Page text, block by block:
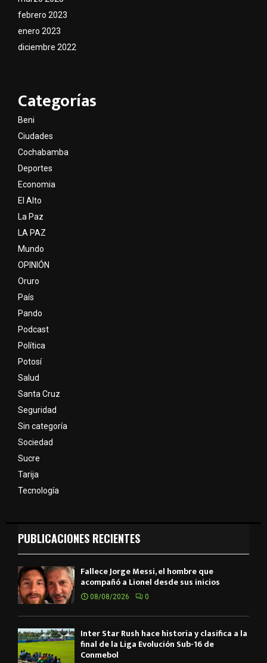
febrero 2023
enero 2023
diciembre 2022
Categorías
Beni
Ciudades
Cochabamba
Deportes
Economia
El Alto
La Paz
LA PAZ
Mundo
OPINIÓN
Oruro
País
Pando
Podcast
Política
Potosí
Salud
Santa Cruz
Seguridad
Sin categoría
Sociedad
Sucre
Tarija
Tecnología
PUBLICACIONES RECIENTES
Fallece Jorge Messi, el hombre que
acompañó a Lionel desde sus inicios
08/08/2026 0
Inter Star Rush hace historia y clasifica a la
final de la Liga Evolución Sub-16 de
Conmebol